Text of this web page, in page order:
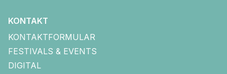
KONTAKT
KONTAKTFORMULAR
FESTIVALS & EVENTS
DIGITAL